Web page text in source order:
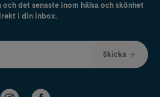
det senaste inom hälsa och skönhet
i din inbox.
Skicka